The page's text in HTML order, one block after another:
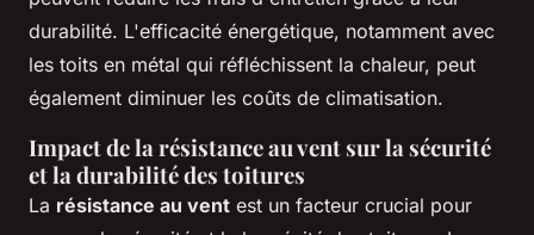
durabilité. L'efficacité énergétique, notamment avec
les toits en métal qui réfléchissent la chaleur, peut
également diminuer les coûts de climatisation.
Impact de la résistance au vent sur la sécurité
et la durabilité des toitures
La résistance au vent est un facteur crucial pour